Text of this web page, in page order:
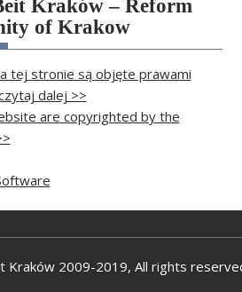
Kraków – Reform
of Krakow
tej stronie są objęte prawami
dalej >>
are copyrighted by the
Kraków 2009-2019, All rights